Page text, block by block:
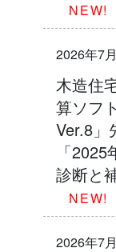
NEW!
2026年7
木造住
算ソフ
Ver.8」
「
診断と
NEW!
2026年7